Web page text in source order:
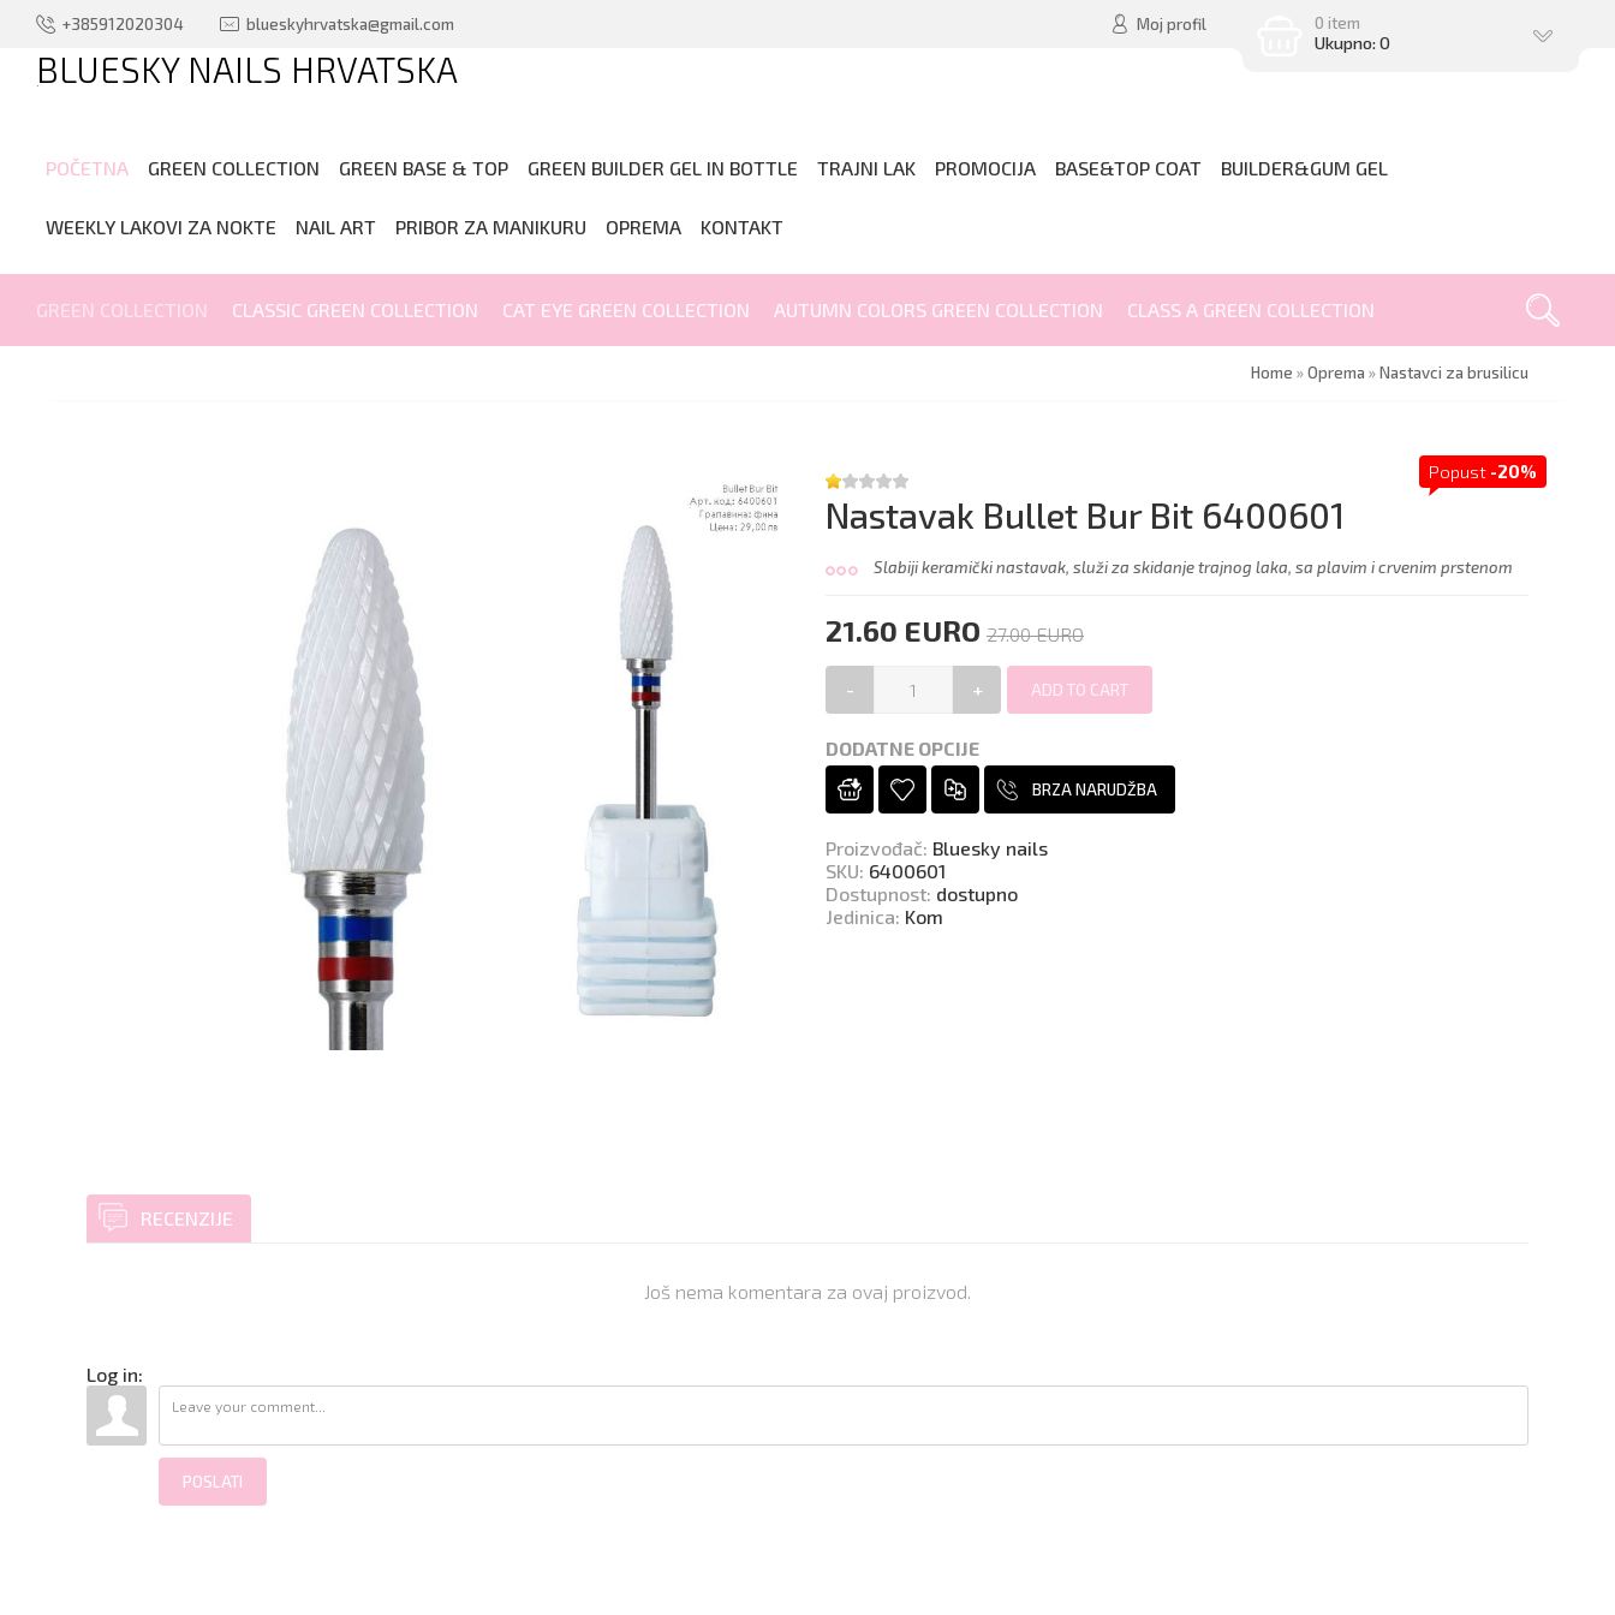
+385912020304 blueskyhrvatska@gmail.com Moj profil 0 item
Ukupno: 0
BLUESKY NAILS HRVATSKA
POČETNA GREEN COLLECTION GREEN BASE & TOP GREEN BUILDER GEL IN BOTTLE TRAJNI LAK PROMOCIJA BASE&TOP COAT BUILDER&GUM GEL
WEEKLY LAKOVI ZA NOKTE NAIL ART PRIBOR ZA MANIKURU OPREMA KONTAKT
GREEN COLLECTION CLASSIC GREEN COLLECTION CAT EYE GREEN COLLECTION AUTUMN COLORS GREEN COLLECTION CLASS A GREEN COLLECTION
Home »Oprema »Nastavci za brusilicu
Popust -20%
Nastavak Bullet Bur Bit 6400601
Slabiji keramički nastavak, služi za skidanje trajnog laka, sa plavim i crvenim prstenom
21.60 EURO 27.00 EURO
- +
DODATNE OPCIJE
BRZA NARUDŽBA
Proizvođač: Bluesky nails
SKU: 6400601
Dostupnost: dostupno
Jedinica: Kom
RECENZIJE
Još nema komentara za ovaj proizvod.
Log in:
POSLATI